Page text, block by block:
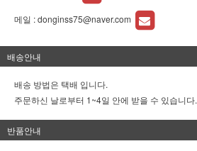
메일 :donginss75@naver.com
배송안내
배송 방법은 택배 입니다.
주문하신 날로부터 1~4일 안에 받을 수 있습니다.
반품안내